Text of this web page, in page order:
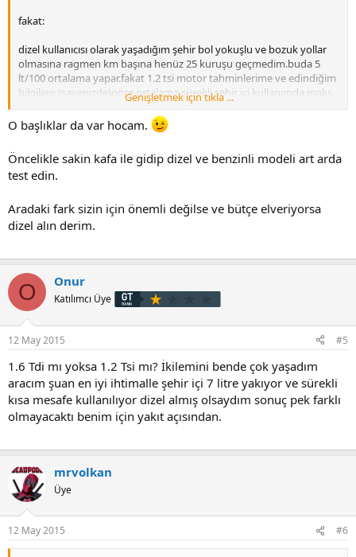
fakat:
dizel kullanıcısı olarak yaşadığım şehir bol yokuşlu ve bozuk yollar
olmasına ragmen km başına henüz 25 kuruşu geçmedim.buda 5
lt/100 ortalama yapar.fakat 1.2 tsi motor tahminlerime ve edindiğim
bilgilere (sayenizde)göre ortalama sürekli şehir ici kullanımda maks
8 lt civarı yakacak.oda 38 kuruş yada 40 kuruş yapacak.bu şekilde
hesaplarsak yıllık yakıt maliyet makası daha fazla açılmış
olacak.ayrıca benim gibi senede ortalama 4 yada 5 kez uzun yol
deneyeceklerini ve müsait oldugunda 140-160 hız bandında yol
alacaklarını tahmin edersek.
yeni bir başlık açmak gerekir mi 1.4 tsi mı 1.2 tsi mı?diye
Genişletmek için tıkla ...
O başlıklar da var hocam.
Öncelikle sakin kafa ile gidip dizel ve benzinli modeli art arda
test edin.
Aradaki fark sizin için önemli değilse ve bütçe elveriyorsa
dizel alın derim.
O Onur
Katılımcı Üye
12 May 2015 #5
1.6 Tdi mı yoksa 1.2 Tsi mı? İkilemini bende çok yaşadım
aracım şuan en iyi ihtimalle şehir içi 7 litre yakıyor ve sürekli
kısa mesafe kullanılıyor dizel almış olsaydım sonuç pek farklı
olmayacaktı benim için yakıt açısından.
mrvolkan
Üye
12 May 2015 #6